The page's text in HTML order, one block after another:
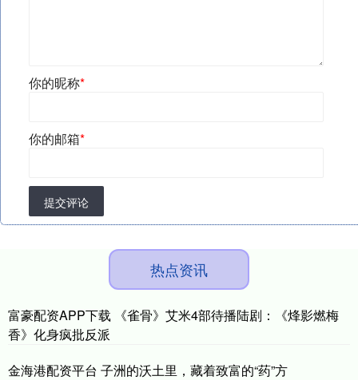
你的昵称*
你的邮箱*
提交评论
热点资讯
富豪配资APP下载 《雀骨》艾米4部待播陆剧：《烽影燃梅
香》化身疯批反派
金海港配资平台 子洲的沃土里，藏着致富的“药”方